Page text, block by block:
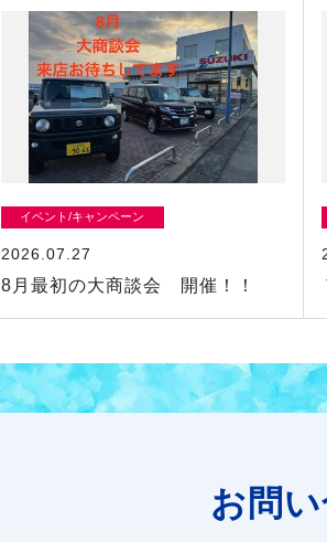
イベント/キャンペーン
2026.07.27
8月最初の大商談会 開催！！
お問